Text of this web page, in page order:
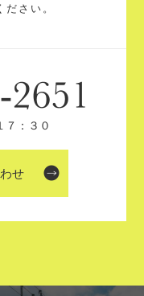
さい。
７：３０
せ